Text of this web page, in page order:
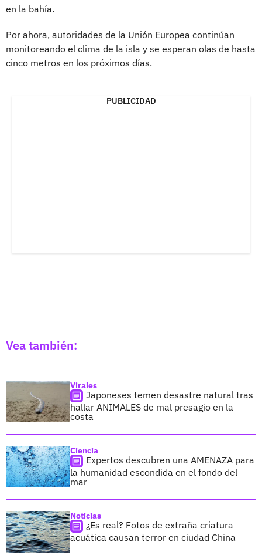
en la bahía.
Por ahora, autoridades de la Unión Europea continúan
monitoreando el clima de la isla y se esperan olas de hasta
cinco metros en los próximos días.
PUBLICIDAD
Vea también:
Virales
Japoneses temen desastre natural tras
hallar ANIMALES de mal presagio en la
costa
Ciencia
Expertos descubren una AMENAZA para
la humanidad escondida en el fondo del
mar
Noticias
¿Es real? Fotos de extraña criatura
acuática causan terror en ciudad China